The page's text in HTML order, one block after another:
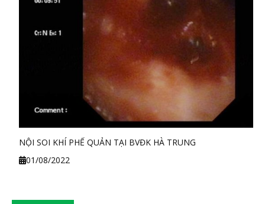
NỘI SOI KHÍ PHẾ QUẢN TẠI BVĐK HÀ TRUNG
01/08/2022